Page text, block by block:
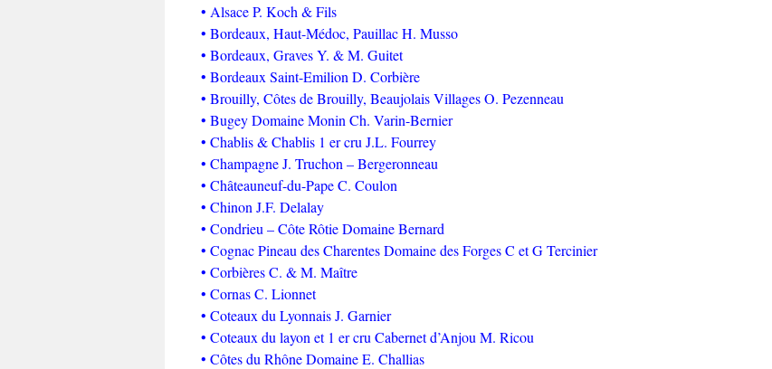
• Alsace P. Koch & Fils
• Bordeaux, Haut-Médoc, Pauillac H. Musso
• Bordeaux, Graves Y. & M. Guitet
• Bordeaux Saint-Emilion D. Corbière
• Brouilly, Côtes de Brouilly, Beaujolais Villages O. Pezenneau
• Bugey Domaine Monin Ch. Varin-Bernier
• Chablis & Chablis 1 er cru J.L. Fourrey
• Champagne J. Truchon – Bergeronneau
• Châteauneuf-du-Pape C. Coulon
• Chinon J.F. Delalay
• Condrieu – Côte Rôtie Domaine Bernard
• Cognac Pineau des Charentes Domaine des Forges C et G Tercinier
• Corbières C. & M. Maître
• Cornas C. Lionnet
• Coteaux du Lyonnais J. Garnier
• Coteaux du layon et 1 er cru Cabernet d’Anjou M. Ricou
• Côtes du Rhône Domaine E. Challias